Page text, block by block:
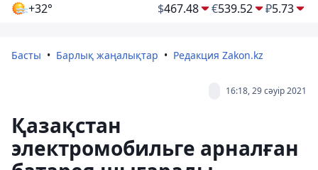
+32° $467.48 €539.52 ₽5.73
Басты Барлық жаңалықтар Редакция Zakon.kz
16:18, 29 сәуір 2021
Қазақстан
электромобильге арналған